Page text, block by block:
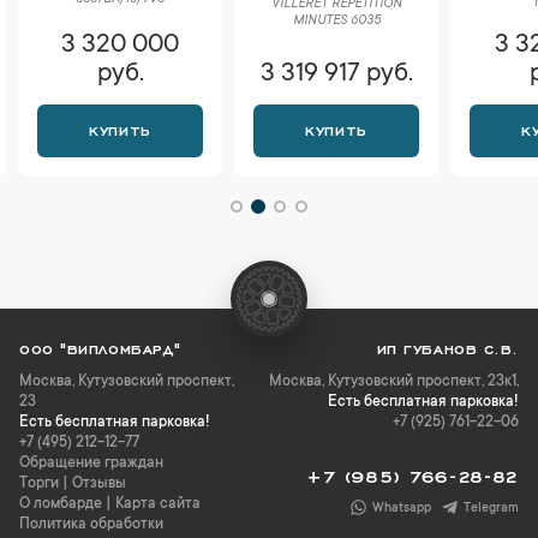
3 320 000
руб.
КУПИТЬ
VILLERET RÉPÉTITION
MINUTES 6035
3 319 917 руб.
КУПИТЬ
3
ООО "ВИПЛОМБАРД"
Москва, Кутузовский проспект,
23
Есть бесплатная парковка!
+7 (495) 212-12-77
Обращение граждан
Торги
Отзывы
О ломбарде
Карта сайта
Политика обработки
ИП ГУБАНОВ С.В.
Москва, Кутузовский проспект, 23к1,
Есть бесплатная парковка!
+7 (925) 761-22-06
+7 (985) 766-28-82
Whatsapp Telegram